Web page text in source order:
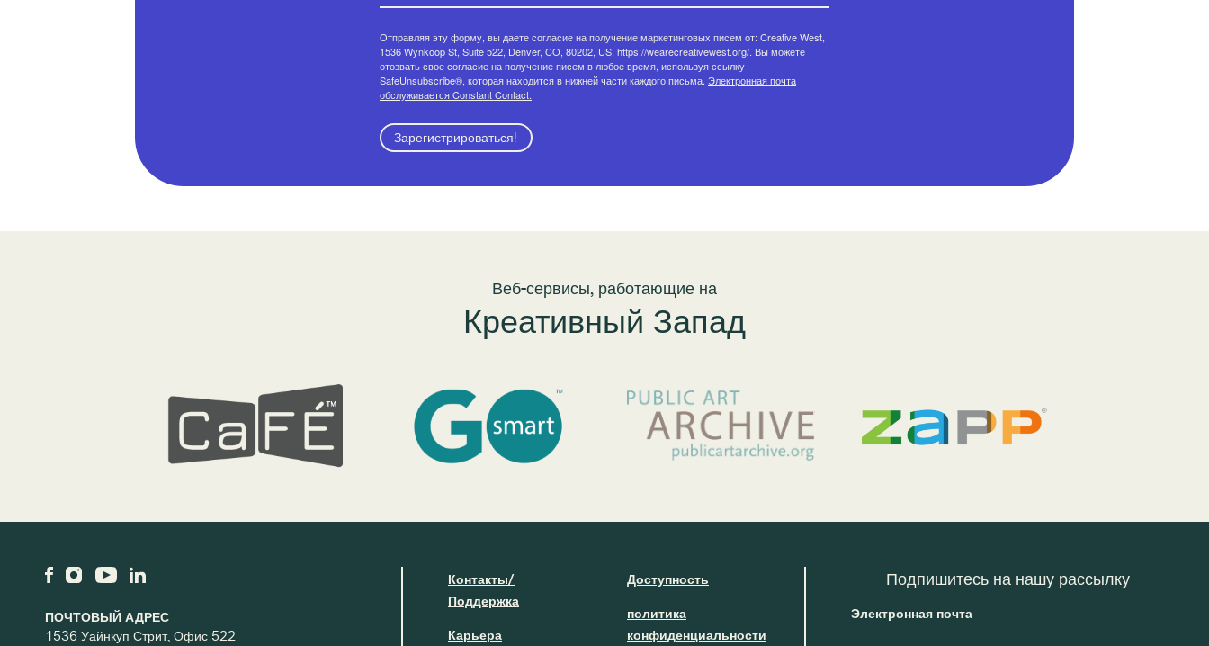
Отправляя эту форму, вы даете согласие на получение маркетинговых писем от: Creative West,
1536 Wynkoop St, Suite 522, Denver, CO, 80202, US, https://wearecreativewest.org/. Вы можете
отозвать свое согласие на получение писем в любое время, используя ссылку
SafeUnsubscribe®, которая находится в нижней части каждого письма. Электронная почта
обслуживается Constant Contact.
Зарегистрироваться!
Веб-сервисы, работающие на
Креативный Запад
ПОЧТОВЫЙ АДРЕС
1536 Уайнкуп Стрит, Офис 522
Контакты/
Поддержка
Карьера
Доступность
политика
конфиденциальности
Подпишитесь на нашу рассылку
Электронная почта